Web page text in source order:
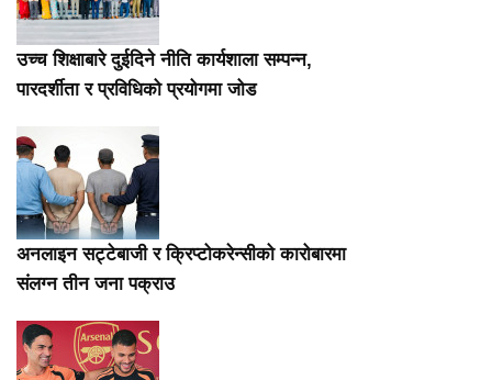
उच्च शिक्षाबारे दुईदिने नीति कार्यशाला सम्पन्न,
पारदर्शीता र प्रविधिको प्रयोगमा जोड
अनलाइन सट्टेबाजी र क्रिप्टोकरेन्सीको कारोबारमा
संलग्न तीन जना पक्राउ